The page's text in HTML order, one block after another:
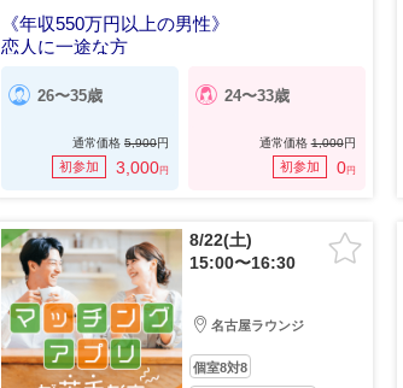
《年収550万円以上の男性》
恋人に一途な方
26〜35歳
通常価格 5,900円
初参加 3,000円
24〜33歳
通常価格1,000円
初参加 0円
8/22(土)
15:00〜16:30
名古屋ラウンジ
個室8対8